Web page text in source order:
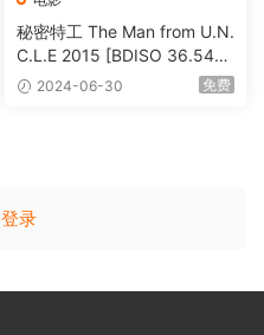
秘密特工 The Man from U.N.
C.L.E 2015 [BDISO 36.54G
B] 2024-06-30 免费
登录